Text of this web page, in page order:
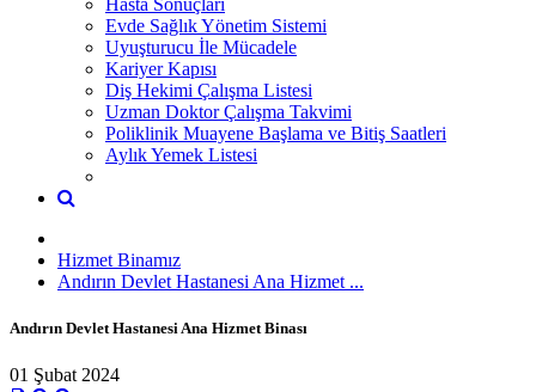
Evde Sağlık Yönetim Sistemi
Uyuşturucu İle Mücadele
Kariyer Kapısı
Diş Hekimi Çalışma Listesi
Uzman Doktor Çalışma Takvimi
Poliklinik Muayene Başlama ve Bitiş Saatleri
Aylık Yemek Listesi
Hizmet Binamız
Andırın Devlet Hastanesi Ana Hizmet ...
Andırın Devlet Hastanesi Ana Hizmet Binası
01 Şubat 2024